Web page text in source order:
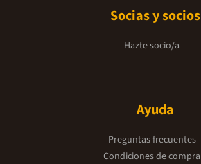
Socias y socios
Hazte socio/a
Ayuda
Preguntas frecuentes
Condiciones de compra